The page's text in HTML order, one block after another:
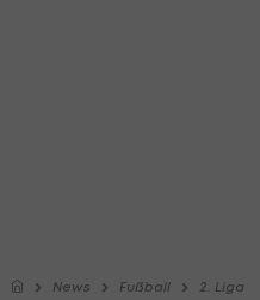
News Fußball 2. Liga